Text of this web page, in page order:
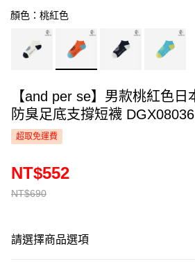
顏色：桃紅色
【and per se】男款桃紅色
防臭足底支撐短襪 DGX08036
超取免運費
NT$690
NT$552
請選擇商品選項